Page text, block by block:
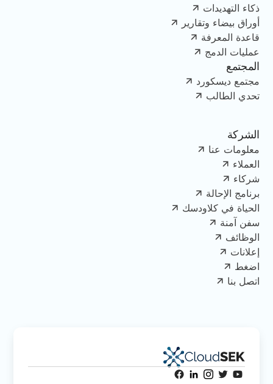
ذكاء التهديدات
أوراق بيضاء وتقارير
قاعدة المعرفة
عمليات الدمج
المجتمع
مجتمع ديسكورد
تحدي الطالب
الشركة
معلومات عنا
العملاء
شركاء
برنامج الإحالة
الحياة في كلاودسك
سفن آمنة
الوظائف
إعلانات
اضغط
اتصل بنا